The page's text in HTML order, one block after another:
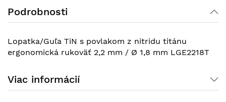
Podrobnosti
Lopatka/Guľa TiN s povlakom z nitridu titánu
ergonomická rukoväť 2,2 mm / Ø 1,8 mm LGE2218T
Viac informácií